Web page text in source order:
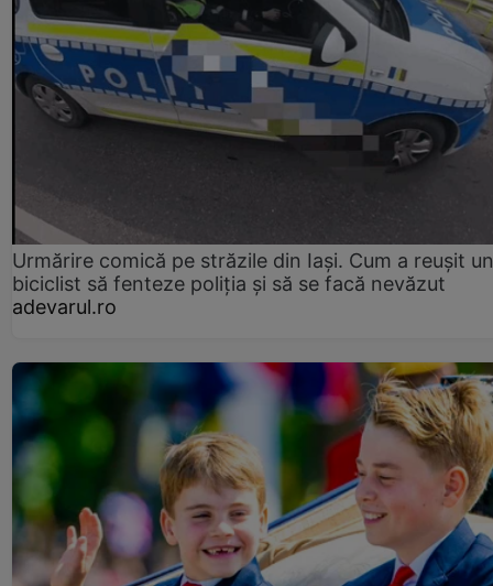
Urmărire comică pe străzile din Iași. Cum a reușit un
biciclist să fenteze poliția și să se facă nevăzut
adevarul.ro